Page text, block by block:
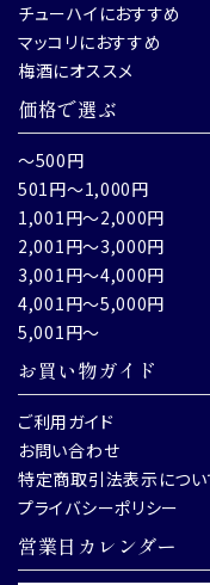
チューハイにおすすめ
マッコリにおすすめ
梅酒にオススメ
価格で選ぶ
～500円
501円～1,000円
1,001円～2,000円
2,001円～3,000円
3,001円～4,000円
4,001円～5,000円
5,001円～
お買い物ガイド
ご利用ガイド
お問い合わせ
特定商取引法表示につい
プライバシーポリシー
営業日カレンダー